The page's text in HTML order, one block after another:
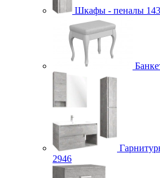
Шкафы - пеналы
2946